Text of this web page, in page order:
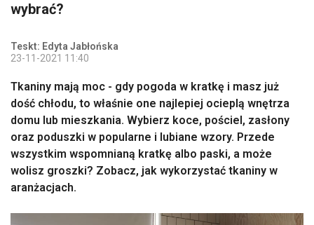
wybrać?
Teskt: Edyta Jabłońska
23-11-2021 11:40
Tkaniny mają moc - gdy pogoda w kratkę i masz już
dość chłodu, to właśnie one najlepiej ocieplą wnętrza
domu lub mieszkania. Wybierz koce, pościel, zasłony
oraz poduszki w popularne i lubiane wzory. Przede
wszystkim wspomnianą kratkę albo paski, a może
wolisz groszki? Zobacz, jak wykorzystać tkaniny w
aranżacjach.